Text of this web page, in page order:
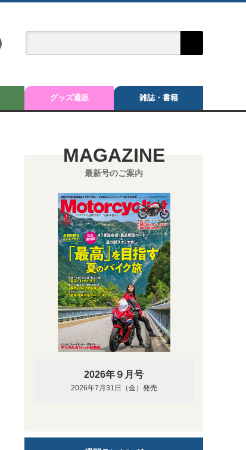
グッズ通販 雑誌・書籍
同会場で開催された前回イベントの様子
MAGAZINE
最新号のご案内
2026年９月号
2026年7月31日（金）発売